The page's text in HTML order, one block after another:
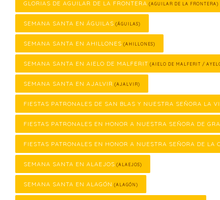
GLORIAS DE AGUILAR DE LA FRONTERA (AGUILAR DE LA FRONTERA)
SEMANA SANTA EN ÁGUILAS (ÁGUILAS)
SEMANA SANTA EN AHILLONES (AHILLONES)
SEMANA SANTA EN AIELO DE MALFERIT (AIELO DE MALFERIT /
SEMANA SANTA EN AJALVIR (AJALVIR)
FIESTAS PATRONALES DE SAN BLAS Y NUESTRA SEÑORA LA
FIESTAS PATRONALES EN HONOR A NUESTRA SEÑORA DE
FIESTAS PATRONALES EN HONOR A NUESTRA SEÑORA DE LA
SEMANA SANTA EN ALAEJOS (ALAEJOS)
SEMANA SANTA EN ALAGÓN (ALAGÓN)